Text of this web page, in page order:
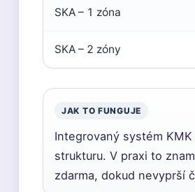
SKA – 1 zóna
SKA – 2 zóny
JAK TO FUNGUJE
Integrovaný systém
strukturu. V praxi to
zdarma, dokud nevyprší